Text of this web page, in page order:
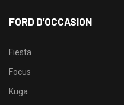
FORD D’OCCASION
Fiesta
Focus
Kuga